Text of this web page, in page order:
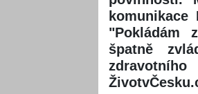
"Pokládám
špatně